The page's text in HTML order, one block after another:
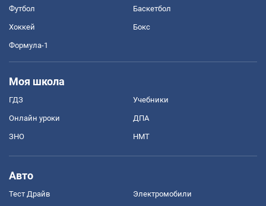
Футбол Баскетбол
Хоккей Бокс
Формула-1
Моя школа
ГДЗ Учебники
Онлайн уроки ДПА
ЗНО НМТ
Авто
Тест Драйв Электромобили